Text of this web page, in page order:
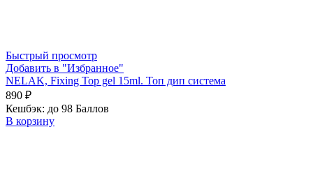
Быстрый просмотр
Добавить в "Избранное"
NELAK, Fixing Top gel 15ml. Топ дип система
890 ₽
Кешбэк: до 98 Баллов
В корзину